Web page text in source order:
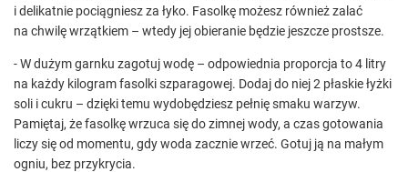
i delikatnie pociągniesz za łyko. Fasolkę możesz również zalać
na chwilę wrzątkiem – wtedy jej obieranie będzie jeszcze prostsze.
- W dużym garnku zagotuj wodę – odpowiednia proporcja to 4 litry
na każdy kilogram fasolki szparagowej. Dodaj do niej 2 płaskie łyżki
soli i cukru – dzięki temu wydobędziesz pełnię smaku warzyw.
Pamiętaj, że fasolkę wrzuca się do zimnej wody, a czas gotowania
liczy się od momentu, gdy woda zacznie wrzeć. Gotuj ją na małym
ogniu, bez przykrycia.